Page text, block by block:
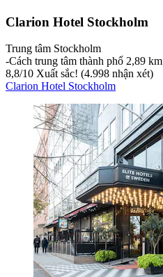
Clarion Hotel Stockholm
Trung tâm Stockholm
‐Cách trung tâm thành phố 2,89 km
8,8/10 Xuất sắc! (4.998 nhận xét)
Clarion Hotel Stockholm